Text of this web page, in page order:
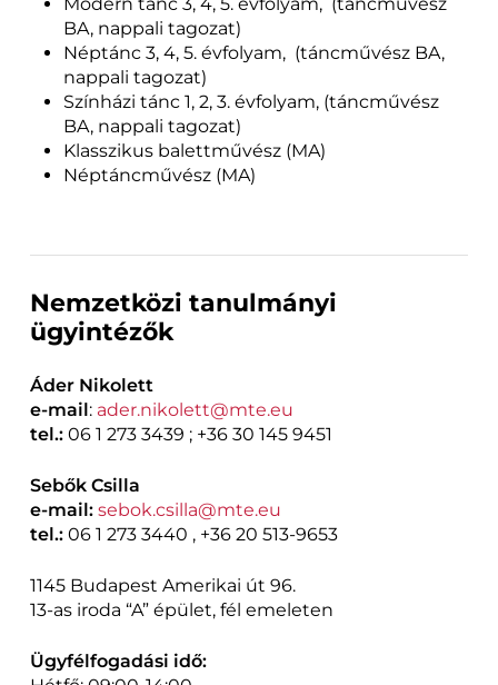
BA, nappali tagozat)
Néptánc 3, 4, 5. évfolyam, (táncművész BA,
nappali tagozat)
Színházi tánc 1, 2, 3. évfolyam, (táncművész
BA, nappali tagozat)
Klasszikus balettművész (MA)
Néptáncművész (MA)
Nemzetközi tanulmányi
ügyintézők
Áder Nikolett
e-mail: ader.nikolett@mte.eu
tel.:06 1 273 3439 ; +36 30 145 9451
Sebők Csilla
e-mail: sebok.csilla@mte.eu
tel.:06 1 273 3440 , +36 20 513-9653
1145 Budapest Amerikai út 96.
13-as iroda “A” épület, fél emeleten
Ügyfélfogadási idő: